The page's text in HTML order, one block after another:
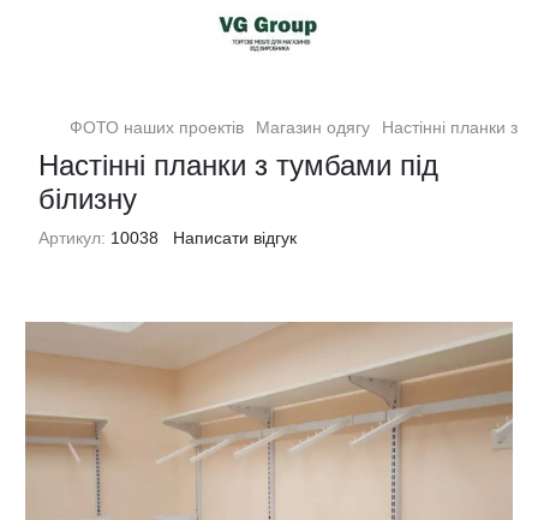
ФОТО наших проектів Магазин одягу Настінні планки з
Настінні планки з тумбами під
білизну
Артикул: 10038 Написати відгук